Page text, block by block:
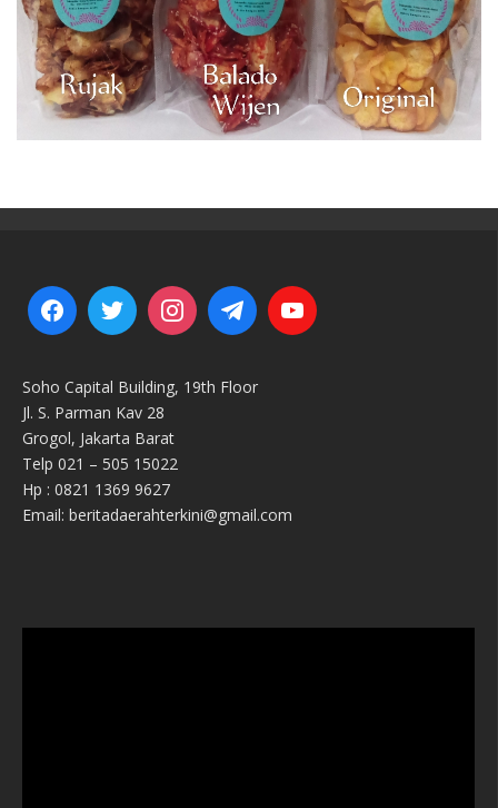
Soho Capital Building, 19th Floor
Jl. S. Parman Kav 28
Grogol, Jakarta Barat
Telp 021 – 505 15022
Hp : 0821 1369 9627
Email: beritadaerahterkini@gmail.com